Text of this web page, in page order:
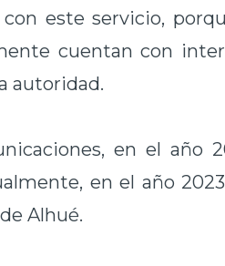
este servicio,
cuentan con
autoridad.
en el año
en el año
Alhué.